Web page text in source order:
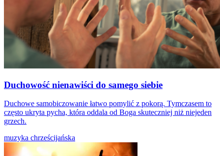
Duchowość nienawiści do samego siebie
Duchowe samobiczowanie łatwo pomylić z pokorą. Tymczasem to
często ukryta pycha, która oddala od Boga skuteczniej niż niejeden
grzech.
muzyka chrześcijańska